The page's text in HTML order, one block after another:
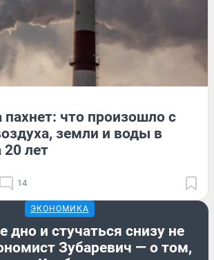
пахнет: что произошло с
земли и воды в
20 лет
14
ЭКОНОМИКА
дно и стучаться снизу не
Зубаревич — о том,